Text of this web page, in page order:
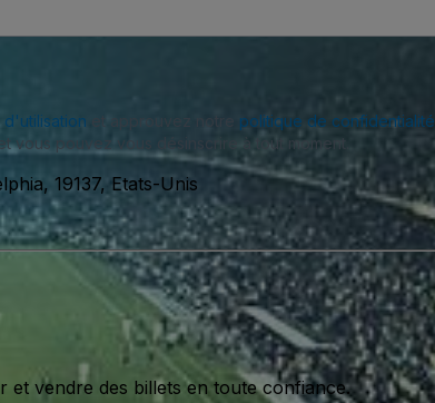
politique de confidentialité
vous pouvez vous désinscrire à tout moment.
19137, Etats-Unis
et vendre des billets en toute confiance.